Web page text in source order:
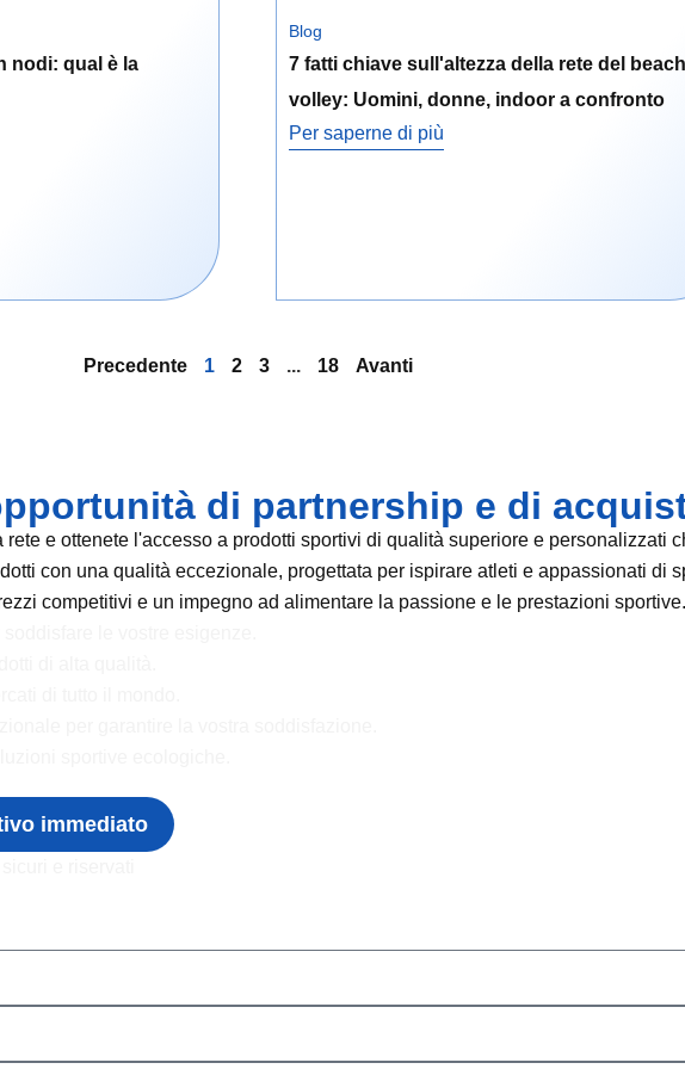
nodi: qual è la
Blog
7 fatti chiave sull'altezza della rete del
volley: Uomini, donne, indoor a confronto
Per saperne di più
Precedente 1 2 3 ... 18 Avanti
di partnership e di
rete e ottenete l'accesso a prodotti sportivi di qualità superiore e personalizzati
con una qualità eccezionale, progettata per ispirare atleti e appassionati di
competitivi e un impegno ad alimentare la passione e le prestazioni sportive.
immediato